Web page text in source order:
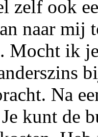
zelf ook
naar mij
Mocht ik
Na
kunt de